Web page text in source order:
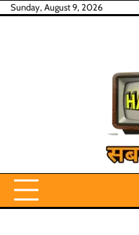
SkipSunday, August 9, 2026